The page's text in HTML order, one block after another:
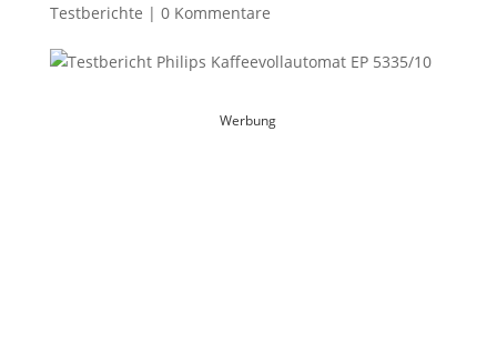
Testberichte | 0 Kommentare
Werbung